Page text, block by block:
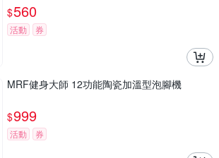
$560
活動 券
MRF健身大師 12功能陶瓷加溫型泡腳機
$999
活動 券